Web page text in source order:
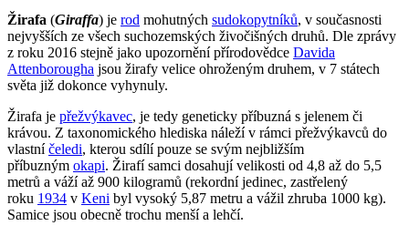
Žirafa (Giraffa) je rod mohutných sudokopytníků, v současnosti
nejvyšších ze všech suchozemských živočišných druhů. Dle zprávy
z roku 2016 stejně jako upozornění přírodovědce Davida
Attenborougha jsou žirafy velice ohroženým druhem, v 7 státech
světa již dokonce vyhynuly.
Žirafa je přežvýkavec, je tedy geneticky příbuzná s jelenem či
krávou. Z taxonomického hlediska náleží v rámci přežvýkavců do
vlastníčeledi, kterou sdílí pouze se svým nejbližším
příbuzným okapi. Žirafí samci dosahují velikosti od 4,8 až do 5,5
metrů a váží až 900 kilogramů (rekordní jedinec, zastřelený
roku 1934 v Keni byl vysoký 5,87 metru a vážil zhruba 1000 kg).
Samice jsou obecně trochu menší a lehčí.